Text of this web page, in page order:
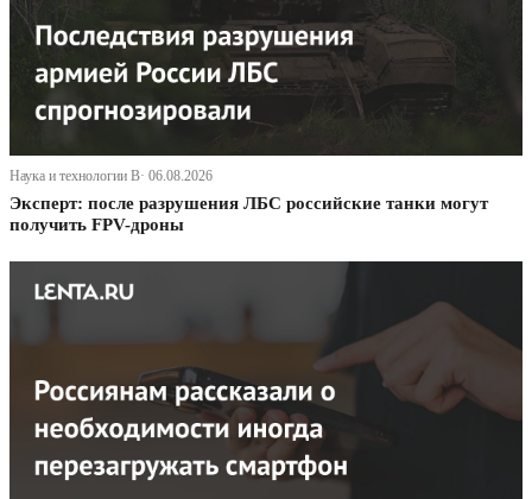
Наука и технологии В· 06.08.2026
Эксперт: после разрушения ЛБС российские танки могут
получить FPV-дроны